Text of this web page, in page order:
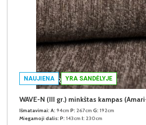
NAUJIENA YRA SANDĖLYJE
WAVE-N (III gr.) minkštas kampas
Išmatavimai: A: 94cm P: 267cm G: 192cm
Miegamoji dalis: P: 143cm I: 230cm